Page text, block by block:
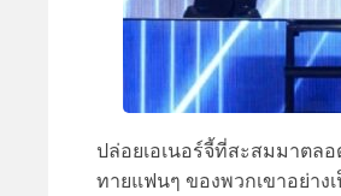
ปล่อยเอเนอร์จี้ที่สะสมมาตล
ทายแฟนๆ ของพวกเขาอย่าง